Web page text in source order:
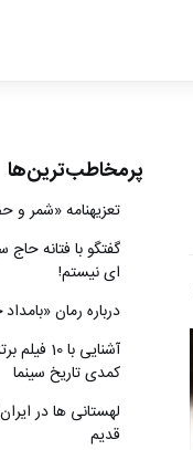
پرمخاطب‌ترین‌ها
تعزیه‎نامه‏ «شمر و حضرت عباس» اثر «میر عزا کاشانی»
گفتگو با فتانه
ای نیستم!
درباره رمان
آشنایی
کمدی تاریخ سینما
لهستانی ها در
قدیم